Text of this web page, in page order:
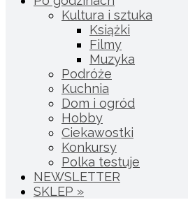
Kultura i sztuka
Książki
Filmy
Muzyka
Podróże
Kuchnia
Dom i ogród
Hobby
Ciekawostki
Konkursy
Polka testuje
NEWSLETTER
SKLEP »